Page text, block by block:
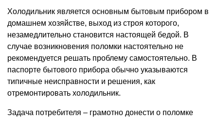
Холодильник является основным бытовым прибором в
домашнем хозяйстве, выход из строя которого,
незамедлительно становится настоящей бедой. В
случае возникновения поломки настоятельно не
рекомендуется решать проблему самостоятельно. В
паспорте бытового прибора обычно указываются
типичные неисправности и решения, как
отремонтировать холодильник.
Задача потребителя – грамотно донести о поломке